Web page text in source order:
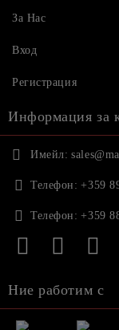
За Нас
Вход
Регистрация
Информация за
Имейл:
Телефон: +359
Телефон: +359
Ние работим с